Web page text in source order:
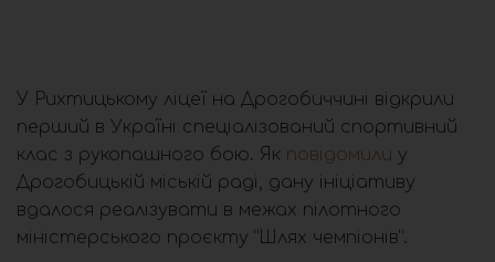
У Рихтицькому ліцеї на Дрогобиччині відкрили
перший в Україні спеціалізований спортивний
клас з рукопашного бою. Як повідомили у
Дрогобицькій міській раді, дану ініціативу
вдалося реалізувати в межах пілотного
міністерського проєкту “Шлях чемпіонів”.